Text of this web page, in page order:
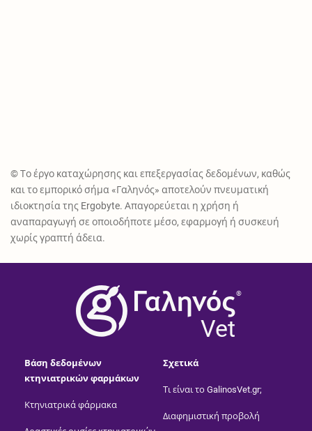
© Το έργο καταχώρησης και επεξεργασίας δεδομένων, καθώς
και το εμπορικό σήμα «Γαληνός» αποτελούν πνευματική
ιδιοκτησία της Ergobyte. Απαγορεύεται η χρήση ή
αναπαραγωγή σε οποιοδήποτε μέσο, εφαρμογή ή συσκευή
χωρίς γραπτή άδεια.
®
Vet
Βάση δεδομένων
κτηνιατρικών φαρμάκων
Κτηνιατρικά φάρμακα
Σχετικά
Τι είναι το GalinosVet.gr;
Διαφημιστική προβολή